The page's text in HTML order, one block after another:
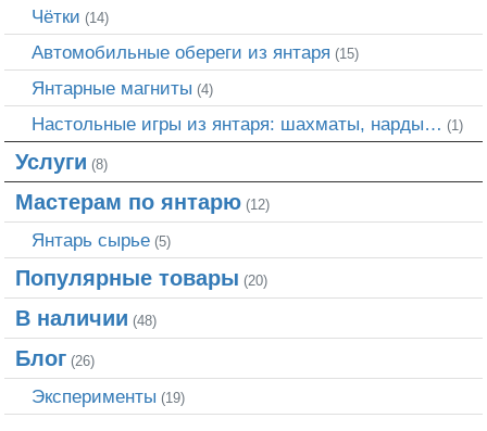
Чётки (14)
Автомобильные обереги из янтаря (15)
Янтарные магниты (4)
Настольные игры из янтаря: шахматы, нарды… (1)
Услуги (8)
Мастерам по янтарю (12)
Янтарь сырье (5)
Популярные товары (20)
В наличии (48)
Блог (26)
Эксперименты (19)